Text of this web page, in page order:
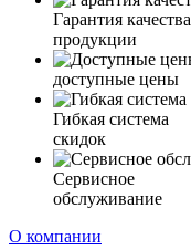
Гарантия качества
продукции
доступные цены
Гибкая система
скидок
Сервисное
обслуживание
О компании